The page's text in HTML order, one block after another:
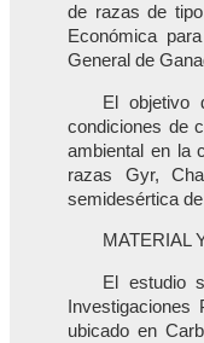
de razas de
Económica
General de
El objetivo
condiciones de
ambiental en la
razas Gyr,
semidesértica
MATERIAL
El estudio
ubicado en